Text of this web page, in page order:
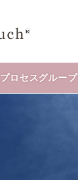
プロセスグループ